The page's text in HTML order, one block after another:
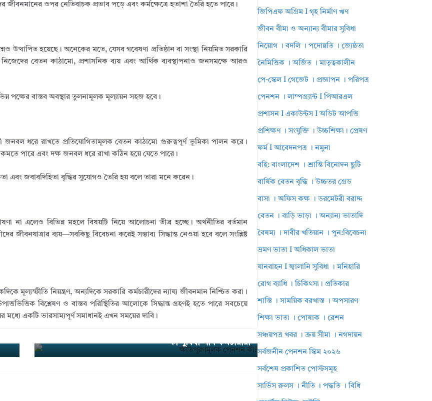
জীবনমানের ওপর নেতিবাচক প্রভাব পড়ে এবং কর্মক্ষেত্রে হতাশা তৈরি হতে পারে।
উত্থাপিত হয়েছে। অনেকের মতে, যেসব গবেষণা প্রতিষ্ঠান বা সংস্থা নিয়মিত সরকারি
বেতন কাঠামো, প্রশাসনিক ব্যয় এবং আর্থিক ব্যবস্থাপনাও জনসমক্ষে আরও
পক্ষের বাস্তব অবস্থার তুলনামূলক মূল্যায়ন সহজ হবে।
জনবল ধরে রাখতে প্রতিযোগিতামূলক বেতন কাঠামো গুরুত্বপূর্ণ ভূমিকা পালন করে।
পারে এবং দক্ষ জনবল ধরে রাখা কঠিন হয়ে যেতে পারে।
এবং জবাবদিহিতা বৃদ্ধির সুযোগও তৈরি হয় বলে তারা মনে করেন।
না এলেও বিভিন্ন মহলে বিষয়টি নিয়ে আলোচনা তীব্র হচ্ছে। অর্থনীতির বর্তমান
জীবনযাত্রার ব্যয়—সবকিছু বিবেচনা করেই সম্ভাব্য সিদ্ধান্ত নেওয়া হবে বলে সংশ্লিষ্ট
মূল্যস্ফীতি নিয়ন্ত্রণ, অন্যদিকে সরকারি কর্মচারীদের ন্যায্য জীবনমান নিশ্চিত করা।
বিশ্লেষণ ও বাস্তব পরিস্থিতির আলোকে সিদ্ধান্ত গ্রহণই হতে পারে সবচেয়ে
মধ্যে একটি ভারসাম্যপূর্ণ সমাধানই এখন সময়ের দাবি।
কী সুবিধা পান কর্মচারীরা
জিপিএফ অগ্রিম I গৃহ নির্মাণ ঋণ
জীবন বীমা ও অন্যান্য বীমার সুবিধা
নিয়োগ । বদলি । পদোন্নতি । জ্যেষ্ঠতা
নৈমিত্তিক । অর্জিত । মাতৃত্বকালীন
পে-স্কেল I গেজেট । প্রজ্ঞাপন । পরিপত্র
পেনশন । লাম্পগ্র্যান্ট I পিআরএল
প্রশাসন I একাউন্টস I অডিট আপত্তি
প্রশিক্ষণ । সংযুক্তি । উচ্চশিক্ষা। প্রেষণ
ফর্ম I আবেদনপত্র । নমুনা
বহি: বাংলাদেশ । শ্রান্তি বিনোদন ছুটি
বার্ষিক বেতন বৃদ্ধি । উচ্চতর গ্রেড
বাসা । অফিস কক্ষ । ডরমেটরী বরাদ্দ
বেতন । বাড়ি ভাড়া । অন্যান্য ভাতাদি
বৈষম্য । দাবীর খতিয়ান । পুন:বিবেচনা
ভ্রমণ ভাতা I অধিকাল ভাতা
যানবাহন I জ্বালানি সুবিধা । মনিহারি
রোগ ব্যাধি । চিকিৎসা। প্রতিকার
শাস্তি । সাময়িক বরখাস্ত । অপসারণ
শিক্ষা ভাতা । পোষাক । রেশন
সঞ্চয়পত্র খবর । ক্রয় সীমা । নগদায়ন
সর্বজনীন পেনশন স্কিম ২০২৬
সর্বশেষ প্রকাশিত পোস্টসমূহ
সার্ভিস রুলস । নীতি । পদ্ধতি । বিধি